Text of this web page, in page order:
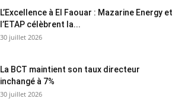
L’Excellence à El Faouar : Mazarine Energy et
l’ETAP célèbrent la...
30 juillet 2026
La BCT maintient son taux directeur
inchangé à 7%
30 juillet 2026